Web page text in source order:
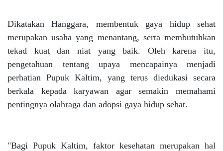
Dikatakan Hanggara, membentuk gaya hidup sehat
merupakan usaha yang menantang, serta membutuhkan
tekad kuat dan niat yang baik. Oleh karena itu,
pengetahuan tentang upaya mencapainya menjadi
perhatian Pupuk Kaltim, yang terus diedukasi secara
berkala kepada karyawan agar semakin memahami
pentingnya olahraga dan adopsi gaya hidup sehat.
"Bagi Pupuk Kaltim, faktor kesehatan merupakan hal